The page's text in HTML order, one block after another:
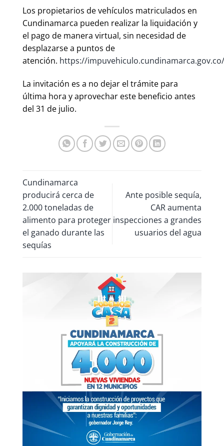
Los propietarios de vehículos matriculados en
Cundinamarca pueden realizar la liquidación y
el pago de manera virtual, sin necesidad de
desplazarse a puntos de
atención. https://
La invitación es a no dejar el trámite para
última hora y aprovechar este beneficio antes
del 31 de julio.
Cundinamarca
producirá cerca de
2.000 toneladas de
alimento para proteger
el ganado durante las
sequías
Ante posible sequía,
CAR aumenta
inspecciones a grandes
usuarios del agua